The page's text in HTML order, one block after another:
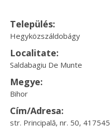
Település:
Hegyközszáldobágy
Localitate:
Saldabagiu De Munte
Megye:
Bihor
Cím/Adresa:
str. Principală, nr. 50, 417545